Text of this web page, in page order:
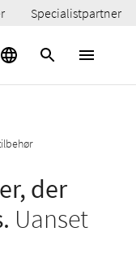
Specialistpartner
der
Uanset